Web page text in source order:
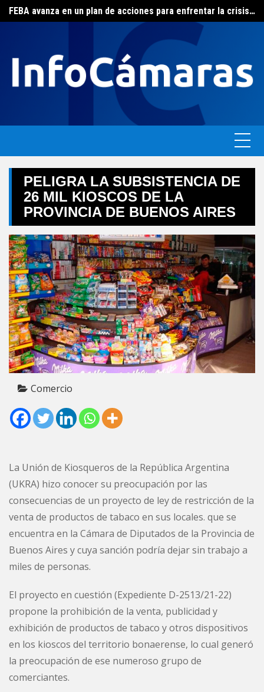
Skip
toEl ERAS continúa con el beneficio de la tarifa social del agua
PELIGRA LA SUBSISTENCIA DE
26 MIL KIOSCOS DE LA
PROVINCIA DE BUENOS AIRES
Comercio
La Unión de Kiosqueros de la República Argentina
(UKRA) hizo conocer su preocupación por las
consecuencias de un proyecto de ley de restricción de la
venta de productos de tabaco en sus locales. que se
encuentra en la Cámara de Diputados de la Provincia de
Buenos Aires y cuya sanción podría dejar sin trabajo a
miles de personas.
El proyecto en cuestión (Expediente D-2513/21-22)
propone la prohibición de la venta, publicidad y
exhibición de productos de tabaco y otros dispositivos
en los kioscos del territorio bonaerense, lo cual generó
la preocupación de ese numeroso grupo de
comerciantes.